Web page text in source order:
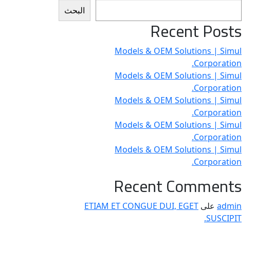
البحث
Recent Posts
Models & OEM Solutions | Simul
Corporation.
Models & OEM Solutions | Simul
Corporation.
Models & OEM Solutions | Simul
Corporation.
Models & OEM Solutions | Simul
Corporation.
Models & OEM Solutions | Simul
Corporation.
Recent Comments
admin على ETIAM ET CONGUE DUI, EGET
SUSCIPIT.